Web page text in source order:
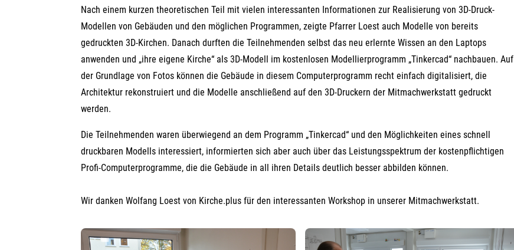
Nach einem kurzen theoretischen Teil mit vielen interessanten Informationen zur Realisierung von 3D-Druck-
Modellen von Gebäuden und den möglichen Programmen, zeigte Pfarrer Loest auch Modelle von bereits
gedruckten 3D-Kirchen. Danach durften die Teilnehmenden selbst das neu erlernte Wissen an den Laptops
anwenden und „ihre eigene Kirche“ als 3D-Modell im kostenlosen Modellierprogramm „Tinkercad“ nachbauen. Auf
der Grundlage von Fotos können die Gebäude in diesem Computerprogramm recht einfach digitalisiert, die
Architektur rekonstruiert und die Modelle anschließend auf den 3D-Druckern der Mitmachwerkstatt gedruckt
werden.
Die Teilnehmenden waren überwiegend an dem Programm „Tinkercad“ und den Möglichkeiten eines schnell
druckbaren Modells interessiert, informierten sich aber auch über das Leistungsspektrum der kostenpflichtigen
Profi-Computerprogramme, die die Gebäude in all ihren Details deutlich besser abbilden können.
Wir danken Wolfang Loest von Kirche.plus für den interessanten Workshop in unserer Mitmachwerkstatt.